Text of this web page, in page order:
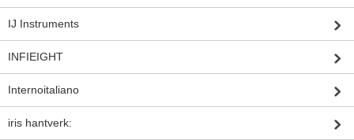
IJ Instruments
INFIEIGHT
Internoitaliano
iris hantverk: